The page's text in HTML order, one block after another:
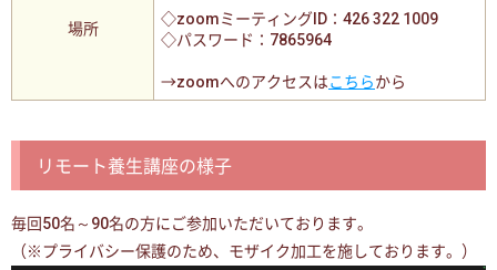
場所
◇zoomミーティングID：426 322 1009
◇パスワード：7865964
→zoomへのアクセスはこちらから
リモート養生講座の様子
毎回50名～90名の方にご参加いただいております。
（※プライバシー保護のため、モザイク加工を施しております。）